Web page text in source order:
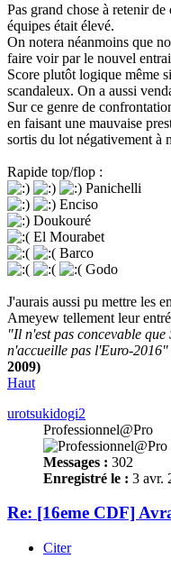
Pas grand chose à retenir
équipes était élevé.
On notera néanmoins que
faire voir par le nouvel
Score plutôt logique même
scandaleux. On a aussi
Sur ce genre de
en faisant une mauvaise
sortis du lot négativement à
Rapide top/flop :
Panichelli
Enciso
Doukouré
El Mourabet
Barco
Godo
J'aurais aussi pu mettre les
Ameyew tellement leur
"Il n'est pas concevable que
n'accueille pas l'Euro-2016"
2009)
Haut
urotsukidogi2
Professionnel@Pro
Messages : 302
Enregistré le : 3 avr.
Re: [16eme CDF]
Citer